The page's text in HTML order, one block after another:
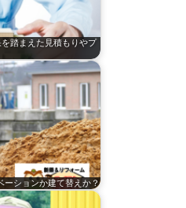
踏まえた見積もりやプ
ーションか建て替えか？